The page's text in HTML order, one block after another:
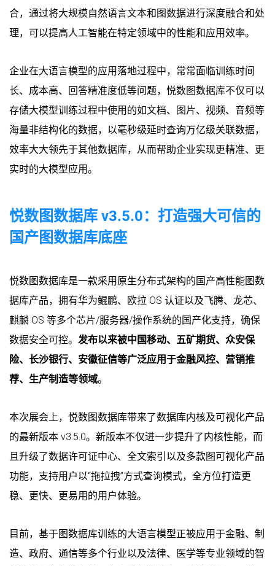
合，通过将大规模自然语言文本和图数据进行深度融合和处
理，可以提高人工智能在特定领域中的性能和应用效率。
企业在大语言模型的应用落地过程中，常常面临训练时间
长、成本高、回答精准度低等问题，悦数图数据库不仅可以
存储大模型训练过程中使用的如文档、图片、视频、音频等
海量非结构化的数据，以毫秒级延时查询万亿级关联数据，
效率大大领先于其他数据库，从而帮助企业实现更精准、更
实时的大模型应用。
悦数图数据库 v3.5.0：打造强大可信的
国产图数据库底座
悦数图数据库是一款采用原生分布式架构的国产高性能图数
据库产品，拥有华为鲲鹏、欧拉 OS 认证以及飞腾、龙芯、
麒麟 OS 等多个芯片/服务器/操作系统的国产化支持，确保
数据安全可控。 发布以来被中国移动、五矿期货、众安保
险、长沙银行、安徽征信等广泛应用于金融风控、营销推
荐、生产制造等领域。
本次展会上，悦数图数据库带来了数据库内核及可视化产品
的最新版本 v3.5.0。新版本不仅进一步提升了内核性能，而
且升级了数据许可证中心、全文索引以及多款图可视化产品
功能，支持用户以“拖拉拽”方式查询模式，全方位打造更
稳、更快、更易用的用户体验。
目前，基于图数据库训练的大语言模型正被应用于金融、制
造、政府、通信等多个行业以及法律、医学等专业领域的智